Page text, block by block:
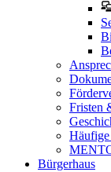
Fristen
Häufige
Bürgerhaus